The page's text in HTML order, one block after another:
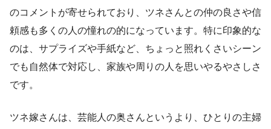
のコメントが寄せられており、ツネさんとの仲の良さや信
頼感も多くの人の憧れの的になっています。特に印象的な
のは、サプライズや手紙など、ちょっと照れくさいシーン
でも自然体で対応し、家族や周りの人を思いやるやさしさ
です。
ツネ嫁さんは、芸能人の奥さんというより、ひとりの主婦